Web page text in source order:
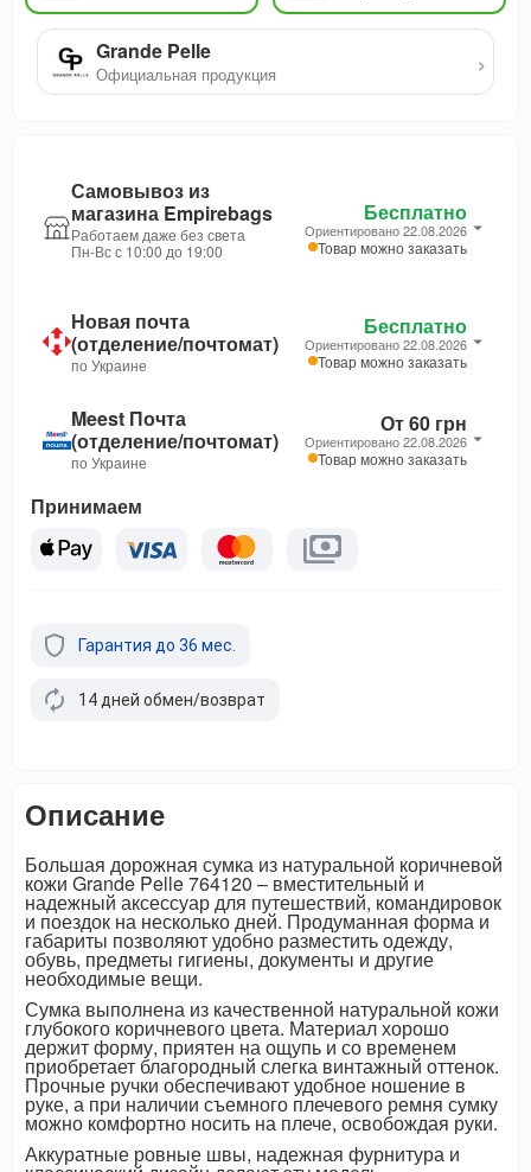
Grande Pelle
Официальная продукция ›
Самовывоз из
магазина Empirebags
Работаем даже без света
Пн-Вс с 10:00 до 19:00
Бесплатно
Ориентировано 22.08.2026
Товар можно заказать
Новая почта
(отделение/почтомат)
по Украине
Бесплатно
Ориентировано 22.08.2026
Товар можно заказать
Meest Почта
(отделение/почтомат)
по Украине
От 60 грн
Ориентировано 22.08.2026
Товар можно заказать
Принимаем
Гарантия до 36 мес.
14 дней обмен/возврат
Описание
Большая дорожная сумка из натуральной коричневой
кожи Grande Pelle 764120 – вместительный и
надежный аксессуар для путешествий, командировок
и поездок на несколько дней. Продуманная форма и
габариты позволяют удобно разместить одежду,
обувь, предметы гигиены, документы и другие
необходимые вещи.
Сумка выполнена из качественной натуральной кожи
глубокого коричневого цвета. Материал хорошо
держит форму, приятен на ощупь и со временем
приобретает благородный слегка винтажный оттенок.
Прочные ручки обеспечивают удобное ношение в
руке, а при наличии съемного плечевого ремня сумку
можно комфортно носить на плече, освобождая руки.
Аккуратные ровные швы, надежная фурнитура и